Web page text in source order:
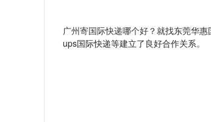
广州寄国际快递哪个好 ？就找东莞华
ups 国际快递等建立了良好合作关系。